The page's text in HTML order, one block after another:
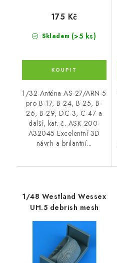
Skladem (>5 ks)
175 Kč
1/32 Anténa AS-27/ARN-5
pro B-17, B-24, B-25, B-
26, B-29, DC-3, C-47 a
další, kat. č. ASK 200-
A32045 Excelentní 3D
návrh a brilantní...
1/48 Westland Wessex
UH.5 debrish mesh